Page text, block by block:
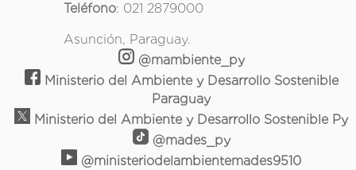
Teléfono: 021 2879000
Asunción, Paraguay.
@mambiente_py
Ministerio del Ambiente y Desarrollo Sostenible
Paraguay
Ministerio del Ambiente y Desarrollo Sostenible Py
@mades_py
@ministeriodelambientemades9510